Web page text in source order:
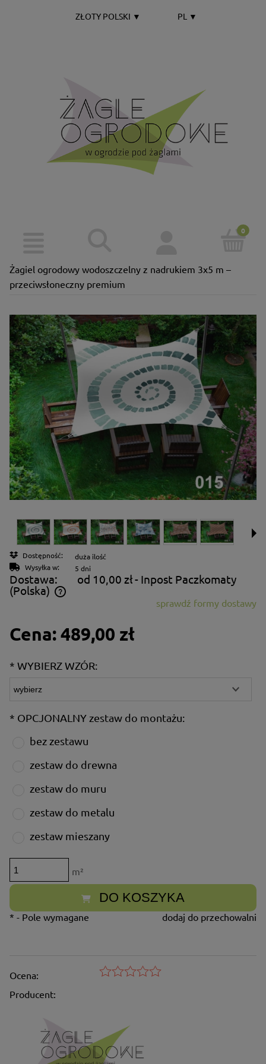
ZŁOTY POLSKI ▼ PL ▼
Żagiel ogrodowy wodoszczelny z nadrukiem 3x5 m –
przeciwsłoneczny premium
Dostępność:
duża ilość
Wysyłka w:
5 dni
Dostawa: od 10,00 zł- Inpost Paczkomaty
(Polska)
Cena nie zawiera ewentualnych kosztów płatnościsprawdź formy dostawy
Cena:489,00 zł
* WYBIERZ WZÓR:
* OPCJONALNY zestaw do montażu:
bez zestawu
zestaw do drewna
zestaw do muru
zestaw do metalu
zestaw mieszany
m²
DO KOSZYKA
dodaj do przechowalni
* - Pole wymagane
Ocena:
Producent: